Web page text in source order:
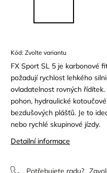
Kód: Zvolte variantu
FX Sport SL 5 je karbonové
požadují rychlost lehkého
ovladatelnost rovných
pohon, hydraulické
bezdušových plášťů. Je to
nebo rychlé skupinové jízdy.
Detailní informace
Potřebujete radu?